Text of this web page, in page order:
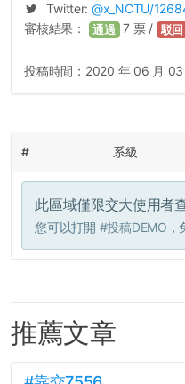
Twitter: @x_NCTU/
審核結果： 通過 7 票 / 駁回
投稿時間： 2020 年 06 月
# 系級
此區域僅限交大使用者
您可以打開 #投稿DEMO
推薦文章